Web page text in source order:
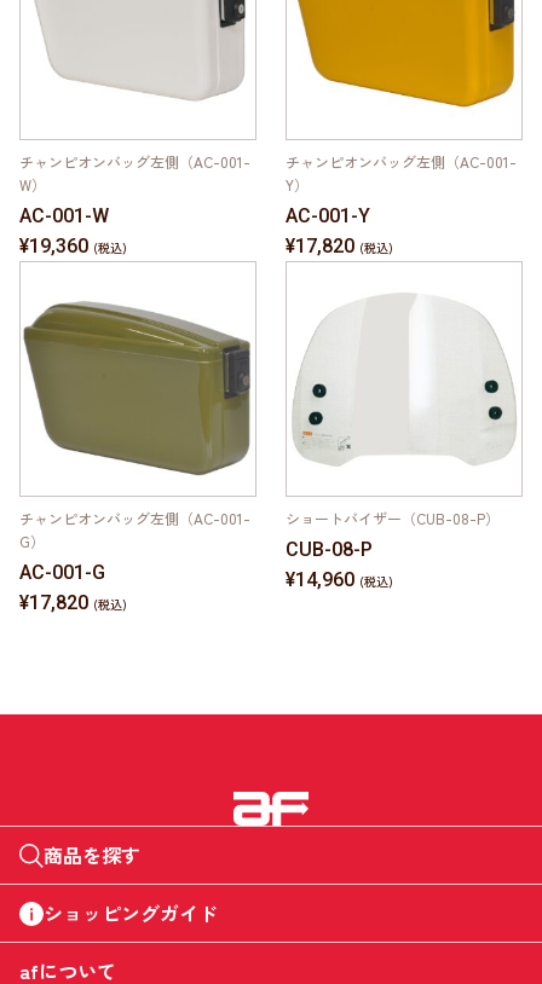
チャンピオンバッグ左側（AC-001-
W）
AC-001-W
¥19,360
チャンピオンバッグ左側（AC-001-
Y）
AC-001-Y
¥17,820
チャンピオンバッグ左側（AC-001-
G）
AC-001-G
¥17,820
ショートバイザー（CUB-08-P）
CUB-08-P
¥14,960
商品を探す
ショッピングガイド
afについて